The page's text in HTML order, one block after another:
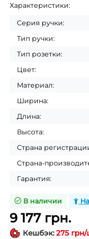
Характеристики:
Серия ручки:
Тип ручки:
Тип розетки:
Цвет:
Материал:
Ширина:
Длина:
Высота:
Страна
Страна-
Гарантия:
В наличии
9 177 грн.
Кешбэк:275